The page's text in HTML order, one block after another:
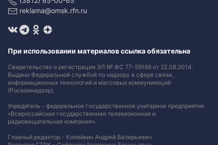
reklama@omsk.rfn.ru
При использовании материалов ссылка обязательна
Свидетельство о регистрации ЭЛ № ФС 77-59166 от 22.08.2014.
Выдано Федеральной службой по надзору в сфере связи,
информационных технологий и массовых коммуникаций
(Роскомнадзор).
Учредитель - федеральное государственное унитарное предприятие
«Всероссийская государственная телевизионная и
радиовещательная компания».
Главный редактор - Копейкин Андрей Валерьевич.